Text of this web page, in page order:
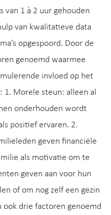
1 à 2 uur gehouden
van kwalitatieve data
opgespoord. Door de
genoemd waarmee
invloed op het
1. Morele steun: alleen al
onderhouden wordt
positief ervaren. 2.
geven financiële
als motivatie om te
geven aan voor hun
of om nog zelf een gezin
drie factoren genoemd